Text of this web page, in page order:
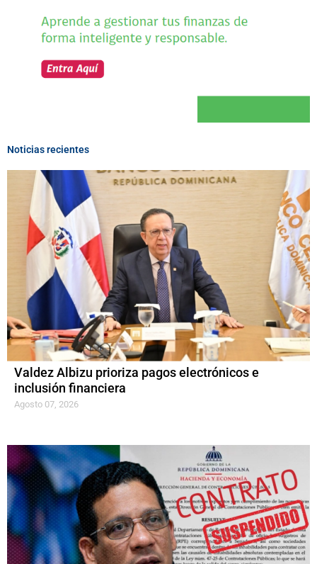
Noticias recientes
Valdez Albizu prioriza pagos electrónicos e
inclusión financiera
Agosto 07, 2026